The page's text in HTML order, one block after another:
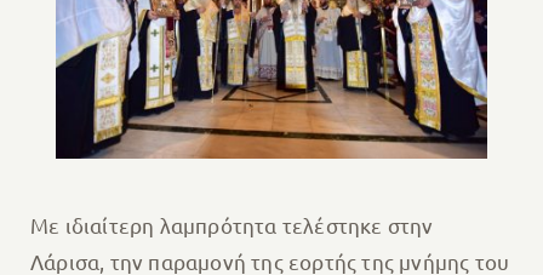
Με ιδιαίτερη λαμπρότητα τελέστηκε στην
Λάρισα, την παραμονή της εορτής της μνήμης του